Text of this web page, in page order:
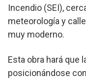
Incendio (SEI),
meteorología y
muy moderno.
Esta obra hará que
posicionándose